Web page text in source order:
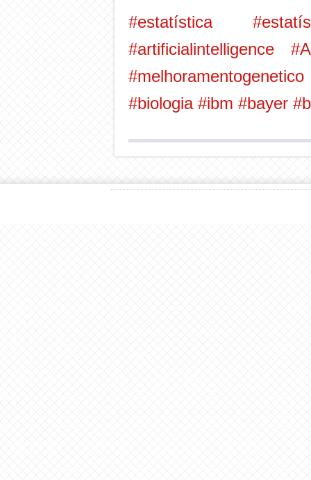
#estatística
#artificialintelligence
#melhoramentogenetico
#biologia #ibm #bayer